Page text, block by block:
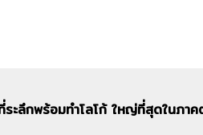
ะลึกพร้อมทำโลโก้ ใหญ่ที่สุดในภา